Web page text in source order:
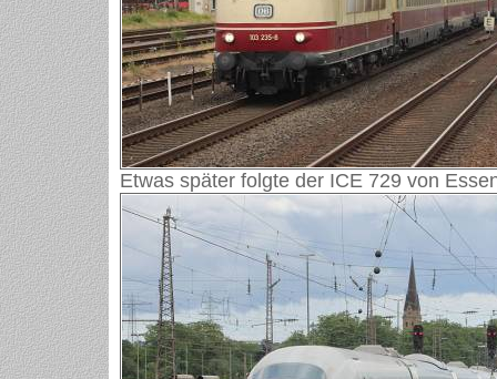
Etwas später folgte der ICE 729 von